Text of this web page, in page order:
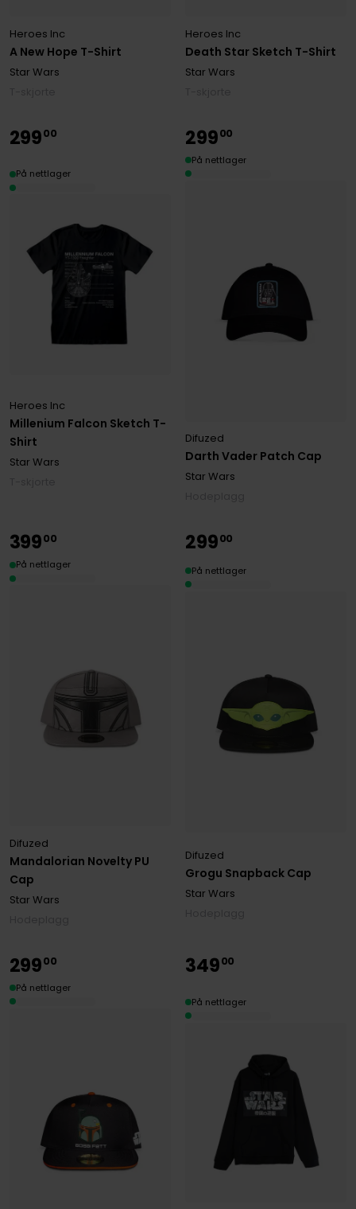
A New Hope T-Shirt
Heroes Inc
Star Wars
Death Star Sketch T-Shirt
Heroes Inc
Star Wars
Millenium Falcon Sketch T-
Shirt
Heroes Inc
Star Wars
29900
På nettlager
Darth Vader Patch Cap
Difuzed
Star Wars
29900
På nettlager
Mandalorian Novelty PU
Cap
Difuzed
Star Wars
39900
På nettlager
Grogu Snapback Cap
Difuzed
Star Wars
29900
På nettlager
29900
På nettlager
34900
På nettlager